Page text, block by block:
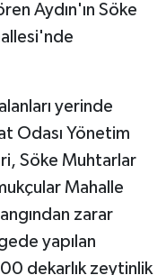
Aydın'ın Söke
yerinde
Odası Yönetim
Söke Muhtarlar
Mahalle
zarar
yapılan
dekarlık zeytinlik